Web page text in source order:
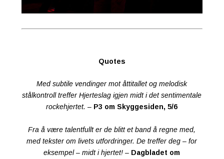
Quotes
Med subtile vendinger mot åttitallet og melodisk
stålkontroll treffer Hjerteslag igjen midt i det sentimentale
rockehjertet. – P3 om Skyggesiden, 5/6
Fra å være talentfullt er de blitt et band å regne med,
med tekster om livets utfordringer. De treffer deg – for
eksempel – midt i hjertet! – Dagbladet om